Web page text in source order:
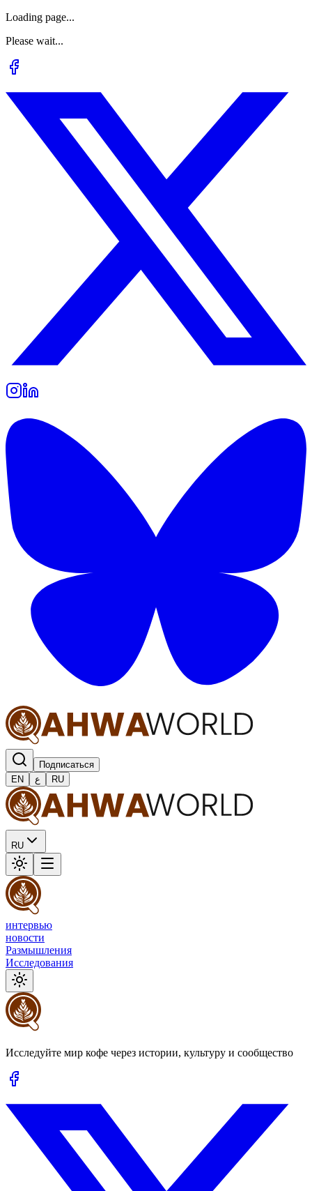
Loading page...
Please wait...
Подписаться
EN
ع RU
RU
интервью
новости
Размышления
Исследования
Исследуйте мир кофе через истории, культуру и сообщество